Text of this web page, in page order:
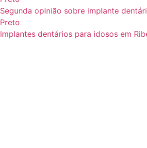
Segunda opinião sobre implante
Preto
Implantes dentários para idosos em